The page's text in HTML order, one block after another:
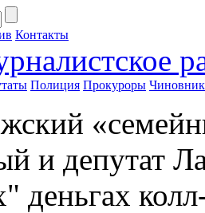
Контакты
Полиция Прокуроры
и депутат
деньгах